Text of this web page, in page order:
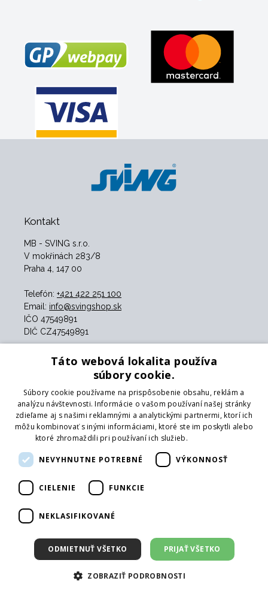
Kontakt
MB - SVING s.r.o.
V mokřinách 283/8
Praha 4, 147 00
Telefón: +421 422 251 100
Email: info@svingshop.sk
IČO 47549891
DIČ CZ47549891
Služby
Katalóg
Pobočky
Showroom
Logovanie
Poradenstvo
Karta
Platba vopred na účet
platenie v hotovosti
Pobočky
Centrálny sklad
Táto webová lokalita používa
súbory cookie.
Súbory cookie používame na prispôsobenie obsahu, reklám a
analýzu návštevnosti. Informácie o vašom používaní našej stránky
zdieľame aj s našimi reklamnými a analytickými partnermi, ktorí ich
môžu kombinovať s inými informáciami, ktoré ste im poskytli alebo
ktoré zhromaždili pri používaní ich služieb.
NEVYHNUTNE POTREBNÉ VÝKONNOSŤ
CIELENIE FUNKCIE
NEKLASIFIKOVANÉ
PRIJAŤ VŠETKO
ODMIETNUŤ VŠETKO
ZOBRAZIŤ PODROBNOSTI